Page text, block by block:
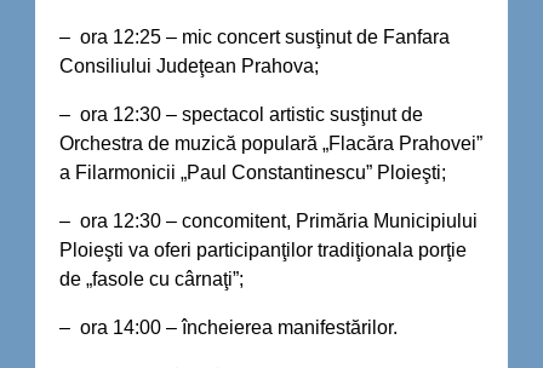
– ora 12:25 – mic concert susţinut de Fanfara
Consiliului Judeţean Prahova;
– ora 12:30 – spectacol artistic susţinut de
Orchestra de muzică populară „Flacăra Prahovei”
a Filarmonicii „Paul Constantinescu” Ploieşti;
– ora 12:30 – concomitent, Primăria Municipiului
Ploieşti va oferi participanţilor tradiţionala porţie
de „fasole cu cârnaţi”;
– ora 14:00 – încheierea manifestărilor.